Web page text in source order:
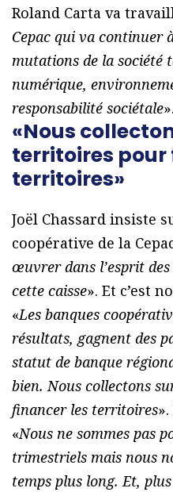
Roland Carta va
Cepac qui va continuer
mutations de la société
numérique,
responsabilité sociétale».
«Nous
territoires pour
territoires»
Joël Chassard insiste
coopérative de la
œuvrer dans l’esprit
cette caisse». Et c’est
«Les banques
résultats, gagnent des
statut de banque
bien. Nous collectons
financer les territoires
«Nous ne sommes pas
trimestriels mais nous
temps plus long. Et,